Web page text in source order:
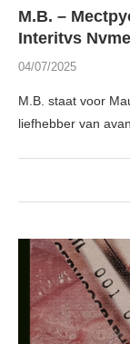
M.B. –
Interitvs
04/07/2025
M.B. staat voor
liefhebber van